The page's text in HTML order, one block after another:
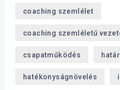
coaching szemlélet
coaching szemléletű
csapatműködés
hatékonyságnövelés